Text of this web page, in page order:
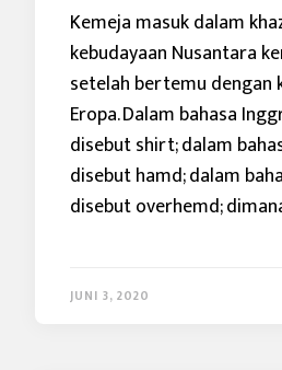
Kemeja masuk dalam
kebudayaan Nusantara
setelah bertemu dengan
Eropa. Dalam bahasa
disebut shirt; dalam
disebut hamd; dalam
disebut overhemd;
JUNI 3, 2020